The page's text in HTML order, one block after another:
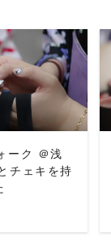
ーク ＠浅
チェキを持